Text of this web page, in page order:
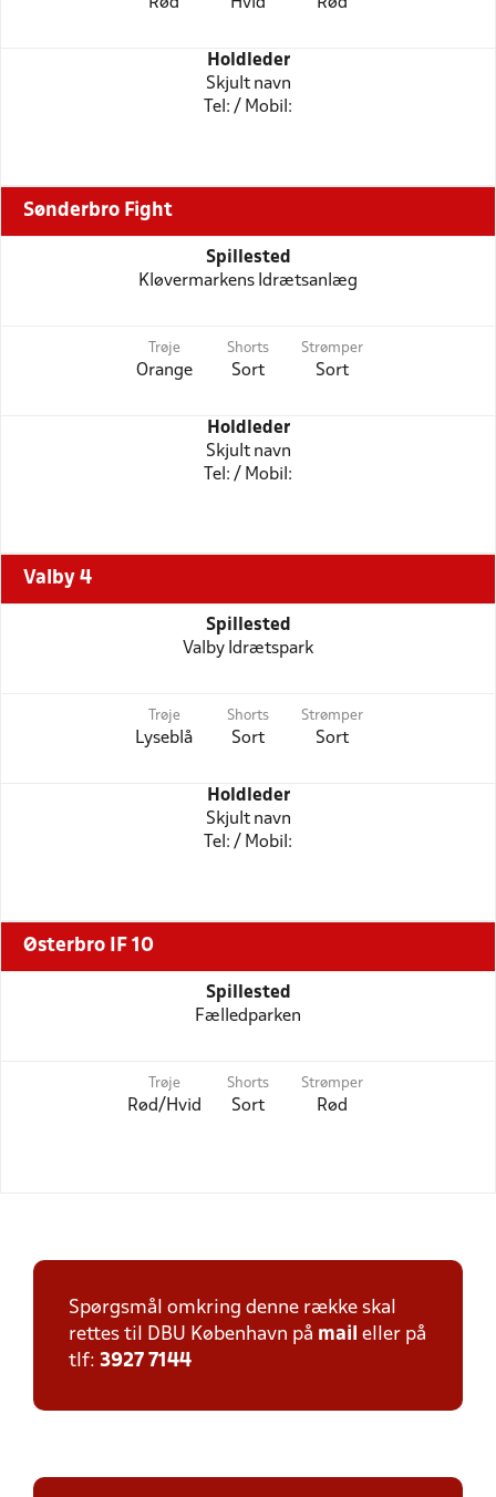
Holdleder
Skjult navn
Tel: / Mobil:
Sønderbro Fight
Spillested
Kløvermarkens Idrætsanlæg
Trøje
Orange
Shorts
Sort
Strømper
Sort
Holdleder
Skjult navn
Tel: / Mobil:
Valby 4
Spillested
Valby Idrætspark
Trøje
Lyseblå
Shorts
Sort
Strømper
Sort
Holdleder
Skjult navn
Tel: / Mobil:
Østerbro IF 10
Spillested
Fælledparken
Trøje
Rød/Hvid
Shorts
Sort
Strømper
Rød
Spørgsmål omkring denne række skal
rettes til DBU København på mail eller på
tlf: 3927 7144